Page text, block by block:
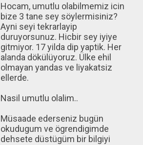
Hocam, umutlu olabilmemiz icin
bize 3 tane sey söylermisiniz?
Ayni seyi tekrarlayip
duruyorsunuz. Hicbir sey iyiye
gitmiyor. 17 yilda dip yaptik. Her
alanda dökülüyoruz. Ülke ehil
olmayan yandas ve liyakatsiz
ellerde.
Nasil umutlu olalim..
Müsaade ederseniz bugün
okudugum ve ögrendigimde
dehsete düstügüm bir bilgiyi